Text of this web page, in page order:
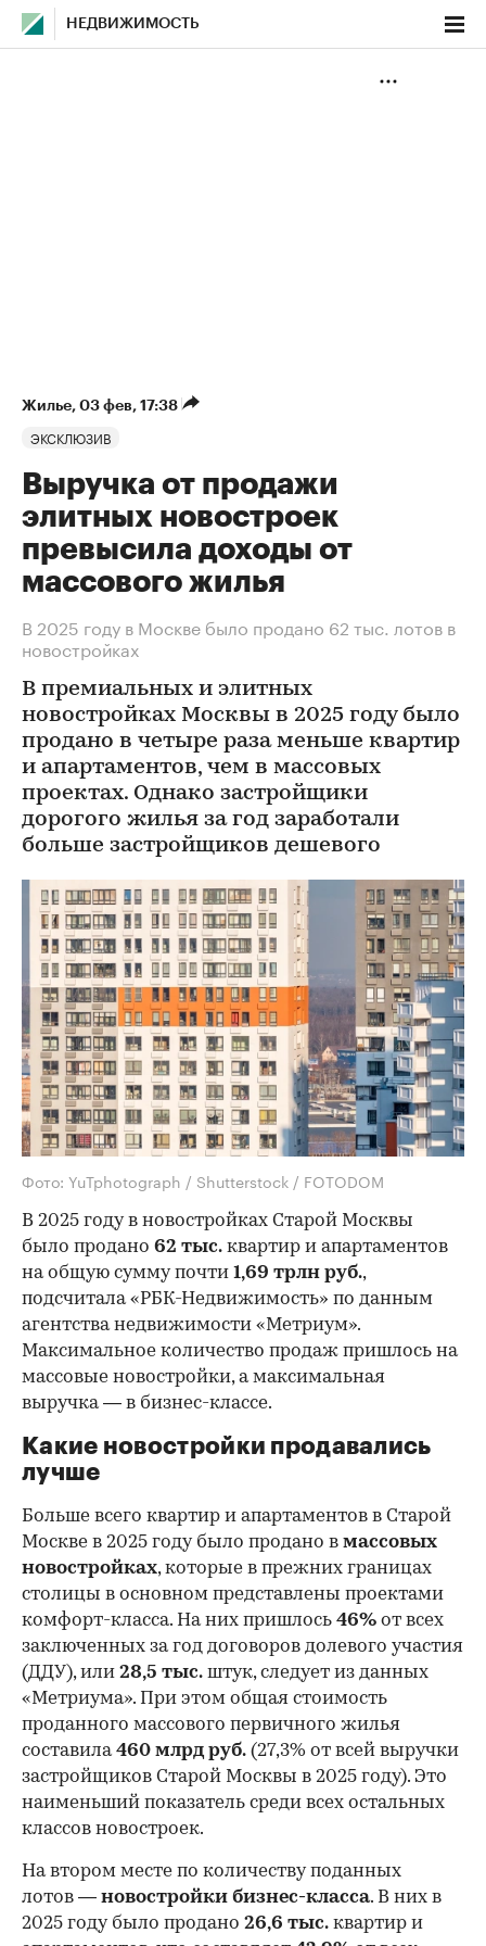
НЕДВИЖИМОСТЬ
Жилье⁠, 03 фев, 17:38
ЭКСКЛЮЗИВ
Выручка от продажи
элитных новостроек
превысила доходы от
массового жилья
В 2025 году в Москве было продано 62 тыс. лотов в
новостройках
В премиальных и элитных
новостройках Москвы в 2025 году было
продано в четыре раза меньше квартир
и апартаментов, чем в массовых
проектах. Однако застройщики
дорогого жилья за год заработали
больше застройщиков дешевого
Фото: YuTphotograph / Shutterstock / FOTODOM
В 2025 году в новостройках Старой Москвы
было продано 62 тыс. квартир и апартаментов
на общую сумму почти 1,69 трлн руб.,
подсчитала «РБК-Недвижимость» по данным
агентства недвижимости «Метриум».
Максимальное количество продаж пришлось на
массовые новостройки, а максимальная
выручка — в бизнес-классе.
Какие новостройки продавались
лучше
Больше всего квартир и апартаментов в Старой
Москве в 2025 году было продано в массовых
новостройках, которые в прежних границах
столицы в основном представлены проектами
комфорт-класса. На них пришлось 46% от всех
заключенных за год договоров долевого участия
(ДДУ), или 28,5 тыс. штук, следует из данных
«Метриума». При этом общая стоимость
проданного массового первичного жилья
составила460 млрд руб. (27,3% от всей выручки
застройщиков Старой Москвы в 2025 году). Это
наименьший показатель среди всех остальных
классов новостроек.
На втором месте по количеству поданных
лотов — новостройки бизнес-класса. В них в
2025 году было продано 26,6 тыс. квартир и